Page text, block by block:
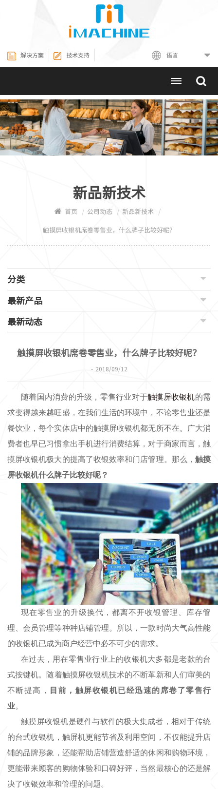
语言
解决方案 技术支持
新品新技术
首页 / 公司动态 / 新品新技术 /
触摸屏收银机席卷零售业，什么牌子比较好呢？
分类
最新产品
最新动态
触摸屏收银机席卷零售业，什么牌子比较好呢？
2018/09/12
随着国内消费的升级，零售行业对于触摸屏收银机的需
求变得越来越旺盛， 在我们生活的环境中， 不论零售业还是
餐饮业 ，每个实体店中的触摸屏收银机都无所不在。
广大消
费者也早已习惯拿出手机进行消费结算，对于商家而言，触
摸屏收银机极大的提高了收银效率和门店管理。那么， 触摸
屏收银机什么牌子比较好呢？
现在零售业的升级换代 ， 都离不开收银管理、库存管
理、会员管理等种种店铺管理。
所以，一款时尚大气高性能
的收银机已成为商户经营中必不可少的需求。
在过去，用在零售业行业上的收银机大多都是老款的台
式按键机。随着触摸屏收银机技术的不断革新和人们审美的
不断提高，
目前，触屏收银机已经迅速的席卷了零售行
业。
触摸屏收银机是硬件与软件的极大集成者 ，相对于传统
的台式收银机，触屏机更能节省及利用空间，不仅能提升店
铺的品牌形象，还能帮助店铺营造舒适的休闲和购物环境 ，
更能带来顾客的购物体验和口碑好评，当然最核心的还是解
决了收银效率和管理的问题。